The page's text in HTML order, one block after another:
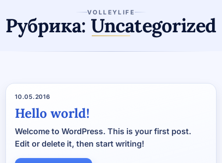
VOLLEYLIFE
Рубрика: Uncategorized
10.05.2016
Hello world!
Welcome to WordPress. This is your first post.
Edit or delete it, then start writing!